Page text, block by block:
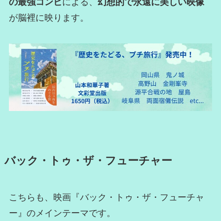
が脳裡に映ります。
バック・トゥ・ザ・フューチャー
こちらも、映画『バック・トゥ・ザ・フューチャ
ー』のメインテーマです。